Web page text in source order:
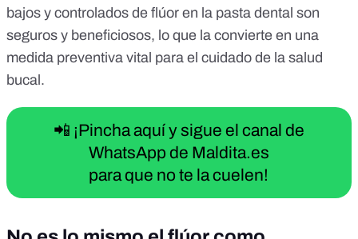
bajos y controlados de flúor en la pasta dental son
seguros y beneficiosos, lo que la convierte en una
medida preventiva vital para el cuidado de la salud
bucal.
📲 ¡Pincha aquí y sigue el canal de
WhatsApp de Maldita.es
para que no te la cuelen!